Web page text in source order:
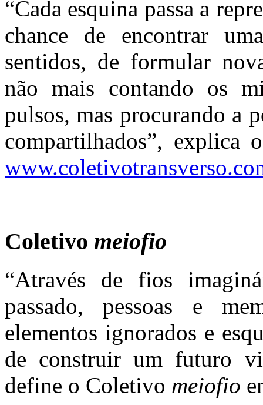
“Cada esquina passa a
chance de encontrar
sentidos, de formular
não mais contando os
pulsos, mas procurando a
compartilhados”, explica
Coletivo meiofio
“Através de fios
passado, pessoas e
elementos ignorados e
de construir um futuro
define o Coletivo meiofio